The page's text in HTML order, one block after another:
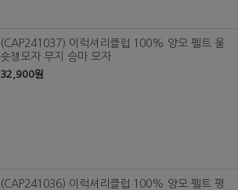
(CAP241037) 이럭셔리클럽 100% 양모 펠트 울
숏챙모자 무지 승마 모자
32,900원
(CAP241036) 이럭셔리클럽 100% 양모 펠트 평